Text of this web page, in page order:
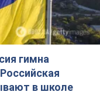
гимна
в школе